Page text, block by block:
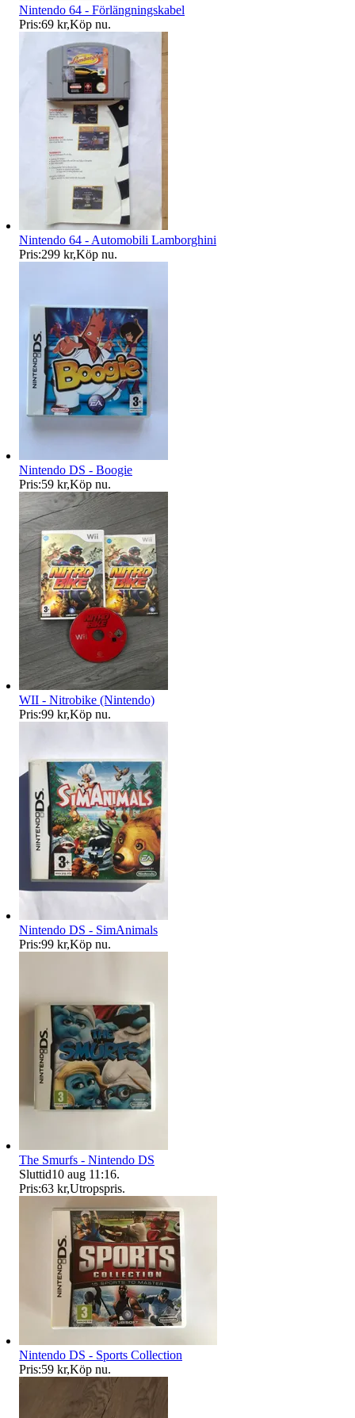
Nintendo 64 - Förlängningskabel
Pris:69 kr,Köp nu.
Nintendo 64 - Automobili Lamborghini
Pris:299 kr,Köp nu.
Nintendo DS - Boogie
Pris:59 kr,Köp nu.
WII - Nitrobike (Nintendo)
Pris:99 kr,Köp nu.
Nintendo DS - SimAnimals
Pris:99 kr,Köp nu.
The Smurfs - Nintendo DS
Sluttid10 aug 11:16.
Pris:63 kr,Utropspris.
Nintendo DS - Sports Collection
Pris:59 kr,Köp nu.